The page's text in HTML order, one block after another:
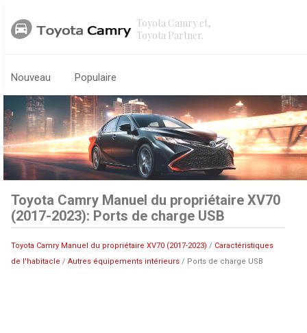
Toyota Camry et,
Toyota Partner.
Nouveau Populaire
Toyota Camry Manuel du propriétaire XV70
(2017-2023): Ports de charge USB
Toyota Camry Manuel du propriétaire XV70 (2017-2023) / Caractéristiques
de l'habitacle /Autres équipements intérieurs / Ports de charge USB